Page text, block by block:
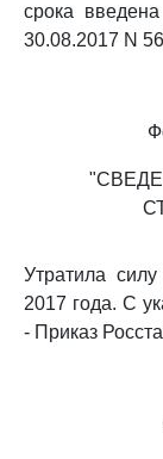
срока
30.08.2017 N
Утратила
2017 года. С
- Приказ